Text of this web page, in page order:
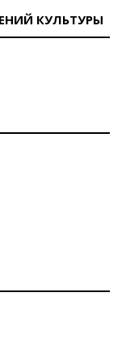
КУЛЬТУРЫ